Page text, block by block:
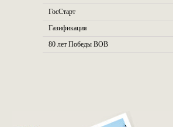
ГосСтарт
Газификация
80 лет Победы ВОВ